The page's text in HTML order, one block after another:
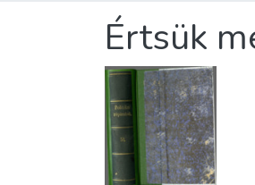
Értsük